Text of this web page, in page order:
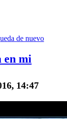
de nuevo
en mi
14:47